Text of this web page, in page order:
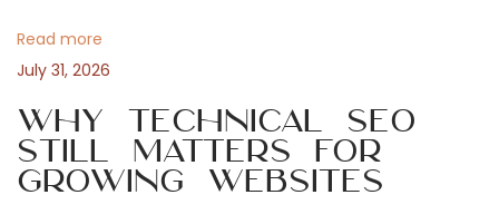
i
g
a
w
o
r
t
u
Read more
July 31, 2026
Why Technical SEO
Still Matters for
Growing Websites